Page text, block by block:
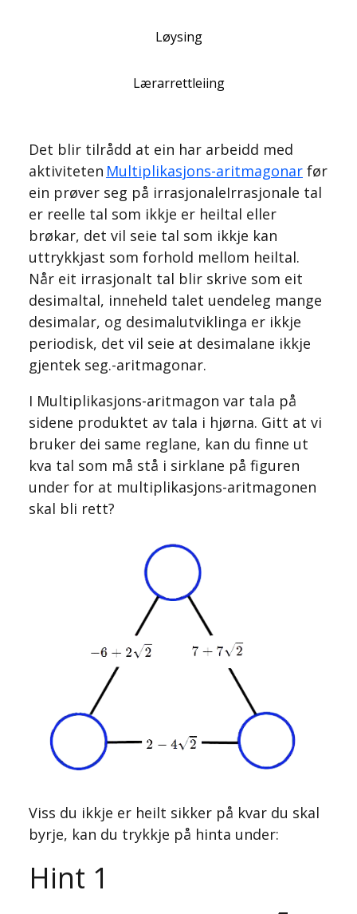
Løysing
Lærarrettleiing
Det blir tilrådd at ein har arbeidd med
aktiviteten Multiplikasjons-aritmagonar før
ein prøver seg på irrasjonaleIrrasjonale tal
er reelle tal som ikkje er heiltal eller
brøkar, det vil seie tal som ikkje kan
uttrykkjast som forhold mellom heiltal.
Når eit irrasjonalt tal blir skrive som eit
desimaltal, inneheld talet uendeleg mange
desimalar, og desimalutviklinga er ikkje
periodisk, det vil seie at desimalane ikkje
gjentek seg.-aritmagonar.
I Multiplikasjons-aritmagon var tala på
sidene produktet av tala i hjørna. Gitt at vi
bruker dei same reglane, kan du finne ut
kva tal som må stå i sirklane på figuren
under for at multiplikasjons-aritmagonen
skal bli rett?
Viss du ikkje er heilt sikker på kvar du skal
byrje, kan du trykkje på hinta under:
Hint 1